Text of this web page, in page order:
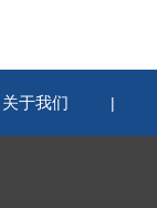
关于我们 |